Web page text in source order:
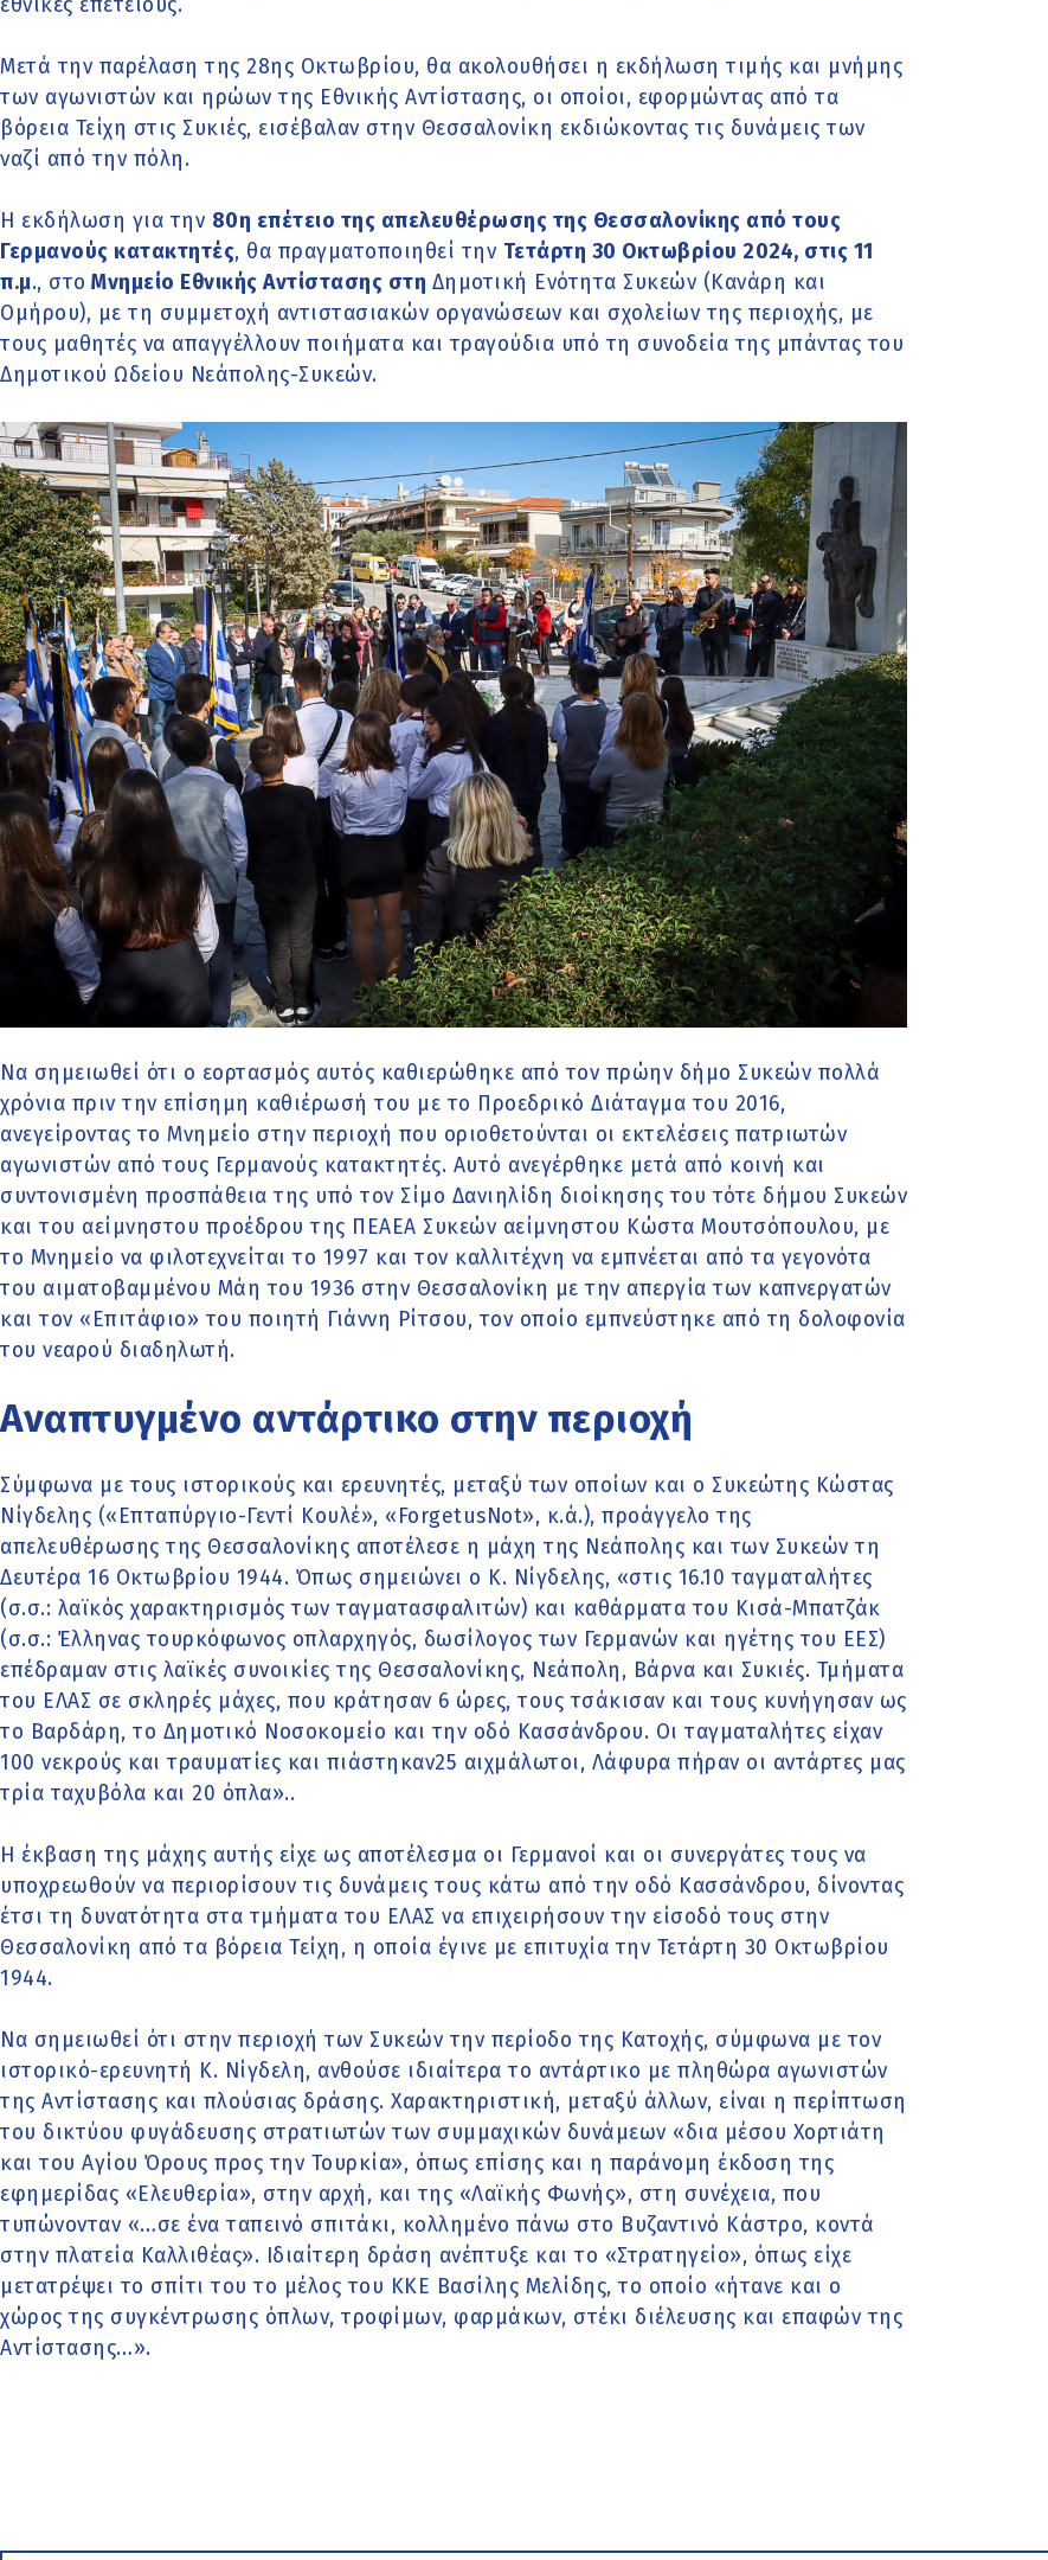
εθνικές επετείους.
Μετά την παρέλαση της 28ης Οκτωβρίου, θα ακολουθήσει η εκδήλωση τιμής και μνήμης
των αγωνιστών και ηρώων της Εθνικής Αντίστασης, οι οποίοι, εφορμώντας από τα
βόρεια Τείχη στις Συκιές, εισέβαλαν στην Θεσσαλονίκη εκδιώκοντας τις δυνάμεις των
ναζί από την πόλη.
Η εκδήλωση για την 80η επέτειο της απελευθέρωσης της Θεσσαλονίκης από τους
Γερμανούς κατακτητές, θα πραγματοποιηθεί την Τετάρτη 30 Οκτωβρίου 2024, στις 11
π.μ., στο Μνημείο Εθνικής Αντίστασης στη Δημοτική Ενότητα Συκεών (Κανάρη και
Ομήρου), με τη συμμετοχή αντιστασιακών οργανώσεων και σχολείων της περιοχής, με
τους μαθητές να απαγγέλλουν ποιήματα και τραγούδια υπό τη συνοδεία της μπάντας του
Δημοτικού Ωδείου Νεάπολης-Συκεών.
Να σημειωθεί ότι ο εορτασμός αυτός καθιερώθηκε από τον πρώην δήμο Συκεών πολλά
χρόνια πριν την επίσημη καθιέρωσή του με το Προεδρικό Διάταγμα του 2016,
ανεγείροντας το Μνημείο στην περιοχή που οριοθετούνται οι εκτελέσεις πατριωτών
αγωνιστών από τους Γερμανούς κατακτητές. Αυτό ανεγέρθηκε μετά από κοινή και
συντονισμένη προσπάθεια της υπό τον Σίμο Δανιηλίδη διοίκησης του τότε δήμου Συκεών
και του αείμνηστου προέδρου της ΠΕΑΕΑ Συκεών αείμνηστου Κώστα Μουτσόπουλου, με
το Μνημείο να φιλοτεχνείται το 1997 και τον καλλιτέχνη να εμπνέεται από τα γεγονότα
του αιματοβαμμένου Μάη του 1936 στην Θεσσαλονίκη με την απεργία των καπνεργατών
και τον «Επιτάφιο» του ποιητή Γιάννη Ρίτσου, τον οποίο εμπνεύστηκε από τη δολοφονία
του νεαρού διαδηλωτή.
Αναπτυγμένο αντάρτικο στην περιοχή
Σύμφωνα με τους ιστορικούς και ερευνητές, μεταξύ των οποίων και ο Συκεώτης Κώστας
Νίγδελης («Επταπύργιο-Γεντί Κουλέ», «ForgetusNot», κ.ά.), προάγγελο της
απελευθέρωσης της Θεσσαλονίκης αποτέλεσε η μάχη της Νεάπολης και των Συκεών τη
Δευτέρα 16 Οκτωβρίου 1944. Όπως σημειώνει ο Κ. Νίγδελης, «στις 16.10 ταγματαλήτες
(σ.σ.: λαϊκός χαρακτηρισμός των ταγματασφαλιτών) και καθάρματα του Κισά-Μπατζάκ
(σ.σ.: Έλληνας τουρκόφωνος οπλαρχηγός, δωσίλογος των Γερμανών και ηγέτης του ΕΕΣ)
επέδραμαν στις λαϊκές συνοικίες της Θεσσαλονίκης, Νεάπολη, Βάρνα και Συκιές. Τμήματα
του ΕΛΑΣ σε σκληρές μάχες, που κράτησαν 6 ώρες, τους τσάκισαν και τους κυνήγησαν ως
το Βαρδάρη, το Δημοτικό Νοσοκομείο και την οδό Κασσάνδρου. Οι ταγματαλήτες είχαν
100 νεκρούς και τραυματίες και πιάστηκαν25 αιχμάλωτοι, Λάφυρα πήραν οι αντάρτες μας
τρία ταχυβόλα και 20 όπλα»..
Η έκβαση της μάχης αυτής είχε ως αποτέλεσμα οι Γερμανοί και οι συνεργάτες τους να
υποχρεωθούν να περιορίσουν τις δυνάμεις τους κάτω από την οδό Κασσάνδρου, δίνοντας
έτσι τη δυνατότητα στα τμήματα του ΕΛΑΣ να επιχειρήσουν την είσοδό τους στην
Θεσσαλονίκη από τα βόρεια Τείχη, η οποία έγινε με επιτυχία την Τετάρτη 30 Οκτωβρίου
1944.
Να σημειωθεί ότι στην περιοχή των Συκεών την περίοδο της Κατοχής, σύμφωνα με τον
ιστορικό-ερευνητή Κ. Νίγδελη, ανθούσε ιδιαίτερα το αντάρτικο με πληθώρα αγωνιστών
της Αντίστασης και πλούσιας δράσης. Χαρακτηριστική, μεταξύ άλλων, είναι η περίπτωση
του δικτύου φυγάδευσης στρατιωτών των συμμαχικών δυνάμεων «δια μέσου Χορτιάτη
και του Αγίου Όρους προς την Τουρκία», όπως επίσης και η παράνομη έκδοση της
εφημερίδας «Ελευθερία», στην αρχή, και της «Λαϊκής Φωνής», στη συνέχεια, που
τυπώνονταν «…σε ένα ταπεινό σπιτάκι, κολλημένο πάνω στο Βυζαντινό Κάστρο, κοντά
στην πλατεία Καλλιθέας». Ιδιαίτερη δράση ανέπτυξε και το «Στρατηγείο», όπως είχε
μετατρέψει το σπίτι του το μέλος του ΚΚΕ Βασίλης Μελίδης, το οποίο «ήτανε και ο
χώρος της συγκέντρωσης όπλων, τροφίμων, φαρμάκων, στέκι διέλευσης και επαφών της
Αντίστασης…».